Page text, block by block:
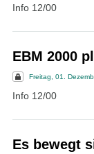
Info 12/00
EBM 2000
Freitag, 01.
Info 12/00
Es bewegt